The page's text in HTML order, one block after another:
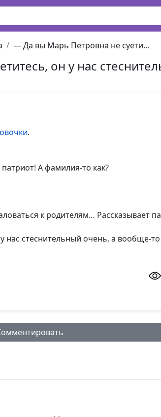
— Да вы Марь Петровна не суети...
он у нас
.
А фамилия-то как?
к родителям… Рассказывает
нас стеснительный очень, а